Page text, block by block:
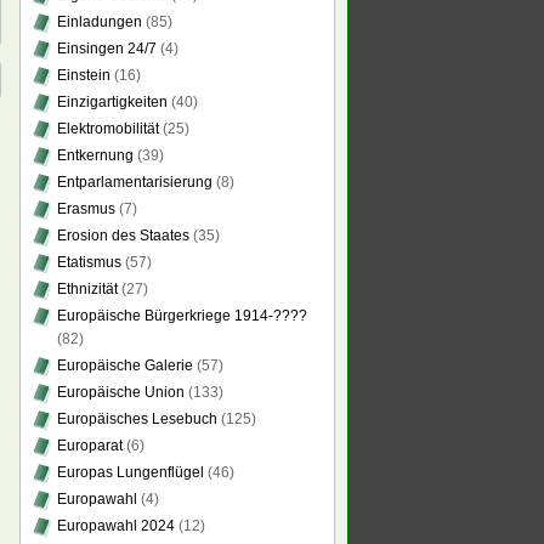
Einladungen (85)
Einsingen 24/7 (4)
Einstein (16)
Einzigartigkeiten (40)
Elektromobilität(25)
Entkernung (39)
Entparlamentarisierung (8)
Erasmus (7)
Erosion des Staates (35)
Etatismus (57)
Ethnizität(27)
Europäische Bürgerkriege 1914-????
(82)
Europäische Galerie (57)
Europäische Union (133)
Europäisches Lesebuch (125)
Europarat(6)
Europas Lungenflügel (46)
Europawahl (4)
Europawahl 2024 (12)